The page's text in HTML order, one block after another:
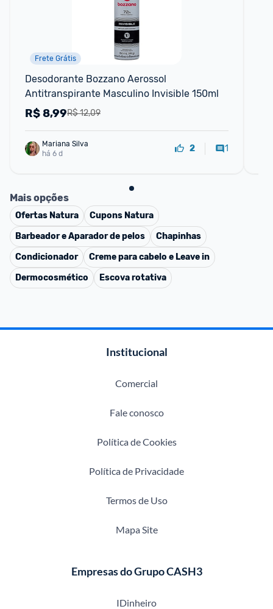
Frete Grátis
Desodorante Bozzano Aerossol
Antitranspirante Masculino Invisible 150ml
R$ 12,09
R$8,99
Mariana Silva
há 6 d
2 1
Mais opções
Ofertas Natura Cupons Natura
Barbeador e Aparador de pelos
Chapinhas
Condicionador
Creme para cabelo e Leave in
Dermocosmético
Escova rotativa
Institucional
Comercial
Fale conosco
Política de Cookies
Política de Privacidade
Termos de Uso
Mapa Site
Empresas do Grupo CASH3
IDinheiro